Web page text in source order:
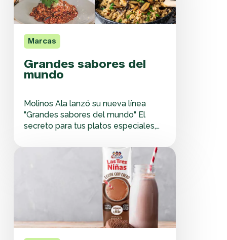
Marcas
Grandes sabores del
mundo
Molinos Ala lanzó su nueva línea
"Grandes sabores del mundo" El
secreto para tus platos especiales,
espíritu de sumar valor, nuestra
marca Molinos Ala está lanzando una
nueva línea de especialidades que
hoy consta de dos variedades: el
arroz carnaroli y el arroz…